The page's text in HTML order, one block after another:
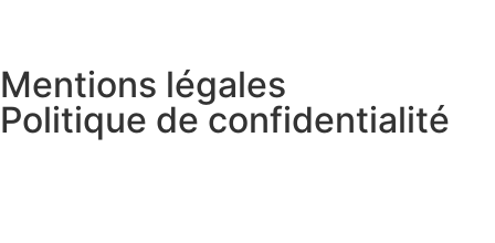
Mentions légales
Politique de confidentialité